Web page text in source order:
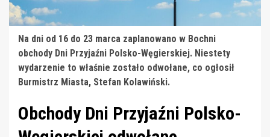
Na dni od 16 do 23 marca zaplanowano w Bochni
obchody Dni Przyjaźni Polsko-Węgierskiej. Niestety
wydarzenie to właśnie zostało odwołane, co ogłosił
Burmistrz Miasta, Stefan Kolawiński.
Obchody Dni Przyjaźni Polsko-